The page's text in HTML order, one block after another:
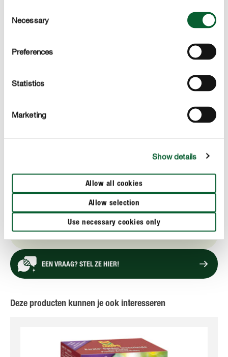
Selection
Necessary
Preferences
Statistics
Marketing
Show details
Allow all cookies
Allow selection
Use necessary cookies only
Dit product is gebruiksklaar en kan zonder direct worden
EEN VRAAG? STEL ZE HIER!
Deze producten kunnen je ook interesseren